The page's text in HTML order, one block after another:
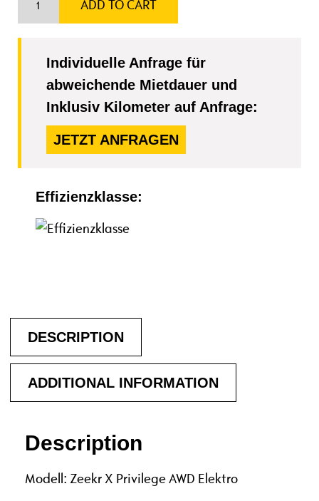
ADD TO CART
Individuelle Anfrage für
abweichende Mietdauer und
Inklusiv Kilometer auf Anfrage:
JETZT ANFRAGEN
Effizienzklasse:
DESCRIPTION
ADDITIONAL INFORMATION
Description
Modell: Zeekr X Privilege AWD Elektro